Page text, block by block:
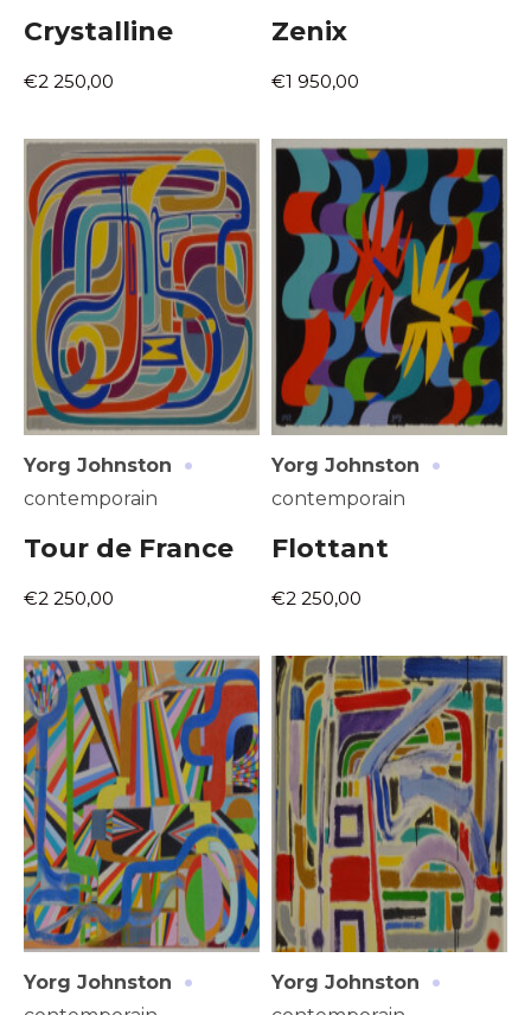
Crystalline
€2 250,00
Zenix
€1 950,00
Yorg Johnston ·
contemporain
Tour de France
€2 250,00
Yorg Johnston ·
contemporain
Flottant
€2 250,00
Yorg Johnston · Yorg Johnston ·